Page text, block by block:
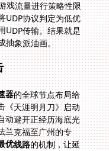
抽象派油画。
器的全球节点布局给
出了优雅解法。当多伦多的小陈点击《天涯明月刀》启动
按钮时，系统瞬间完成路由诊断：自动避开正经历海底光
缆维修的太平洋节点，转而启用经法兰克福至广州的专
优线路的机制，让延
迟从387ms降至89ms，曾经PPT式的轻功连招变得行云